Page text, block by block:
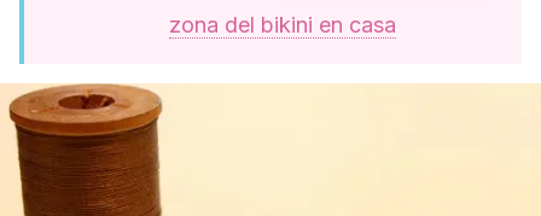
zona del bikini en casa